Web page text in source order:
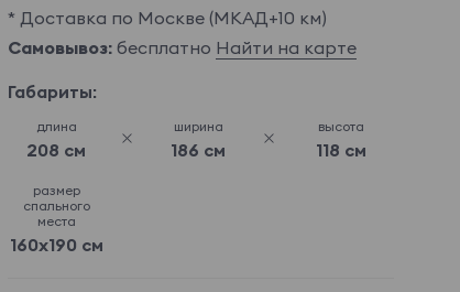
* Доставка по Москве (МКАД+10 км)
Самовывоз:бесплатно Найти на карте
Габариты:
длина
208 см
ширина
186 см
высота
118 см
размер
спального
места
160x190 см